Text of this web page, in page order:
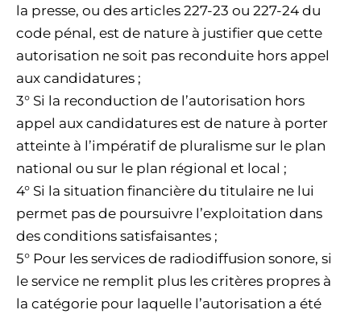
la presse, ou des articles 227-23 ou 227-24 du
code pénal, est de nature à justifier que cette
autorisation ne soit pas reconduite hors appel
aux candidatures ;
3° Si la reconduction de l’autorisation hors
appel aux candidatures est de nature à porter
atteinte à l’impératif de pluralisme sur le plan
national ou sur le plan régional et local ;
4° Si la situation financière du titulaire ne lui
permet pas de poursuivre l’exploitation dans
des conditions satisfaisantes ;
5° Pour les services de radiodiffusion sonore, si
le service ne remplit plus les critères propres à
la catégorie pour laquelle l’autorisation a été